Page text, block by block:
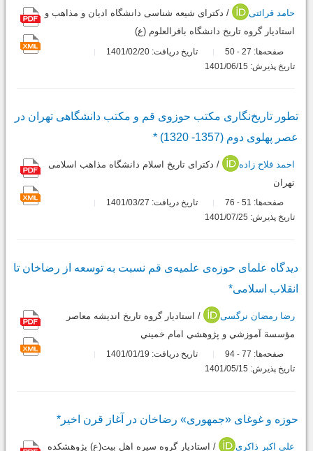
حامد قرائتی
/ دکترای شیعه شناسی دانشگاه ادیان و مذاهب و
استادیار گروه تاریخ دانشگاه باقرالعلوم (ع)
صفحه‌ها: 27
-
تاریخ دریافت: 1401/02/20
تاریخ پذیرش: 1401/06/15
تطور تاریخ‌نگاری مکتب حوزوی قم و مکتب دانشگاهی تهران در
عصر پهلوی دوم (1357- 1320) *
احمد فلاح زاده
/ دکترای تاریخ اسلام دانشگاه مذاهب اسلامی
تهران
صفحه‌ها: 51
-
تاریخ دریافت: 1401/03/27
تاریخ پذیرش: 1401/07/25
دیدگاه علمای حوزه‌ی علمیه‌ی قم نسبت به توسعه از رضاخان تا
انقلاب اسلامی*
رضا رمضان نرگسی
/ استاديار گروه تاريخ انديشه معاصر
مؤسسة آموزشي و پژوهشي امام خميني
صفحه‌ها: 77
-
تاریخ دریافت: 1401/01/19
تاریخ پذیرش: 1401/05/15
حوزه و غوغای «جمهوری» رضاخان در آغاز قرن اخیر*
علی اکبر ذاکری / استادیار گروه سیره اهل بیت(ع) پژوهشکده